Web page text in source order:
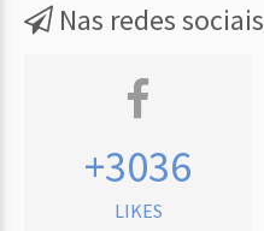
Nas redes sociais
+3036
LIKES